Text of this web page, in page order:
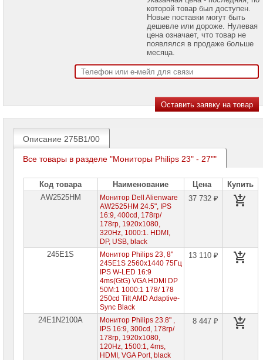
17"
-
Мониторы
Philips
23"
Мониторы
LCD-
панели
Мониторы
Gigabyte
которой товар был доступен.
Новые поставки могут быть
дешевле или дороже. Нулевая
цена означает, что товар не
появлялся в продаже больше
месяца.
Описание 275B1/00
Все товары в разделе "Мониторы Philips 23" - 27""
Код товара Наименование Цена
Купить
AW2525HM
Монитор Dell Alienware
AW2525HM 24.5", IPS
16:9, 400cd, 178гр/
178гр, 1920x1080,
320Hz, 1000:1. HDMI,
DP, USB, black
37 732 ₽
245E1S
Монитор Philips 23, 8"
245E1S 2560x1440 75Гц
IPS W-LED 16:9
4ms(GtG) VGA HDMI DP
50M:1 1000:1 178/ 178
250cd Tilt AMD Adaptive-
Sync Black
13 110 ₽
24E1N2100A
Монитор Philips 23.8" ,
IPS 16:9, 300cd, 178гр/
178гр, 1920x1080,
120Hz, 1500:1, 4ms,
HDMI, VGA Port, black
8 447 ₽